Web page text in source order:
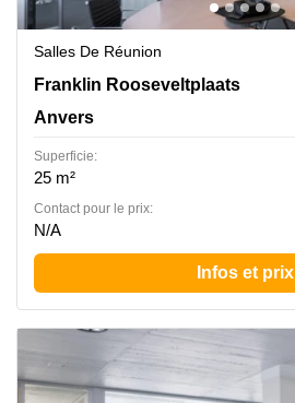
Salles De Réunion
Franklin Rooseveltplaats 12, Anvers
Franklin Rooseveltplaats
Anvers
Superficie:
25 m²
Contact pour le prix:
N/A
Infos et prix